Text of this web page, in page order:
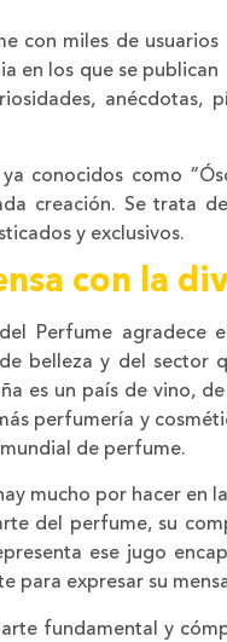
con miles de usuarios
en los que se publican
conocidos como
creación. Se trata
y exclusivos.
con la
Perfume agradece
belleza y del sector
es un país de vino,
perfumería y
de perfume.
mucho por hacer en
del perfume, su
ese jugo
para expresar su
fundamental y